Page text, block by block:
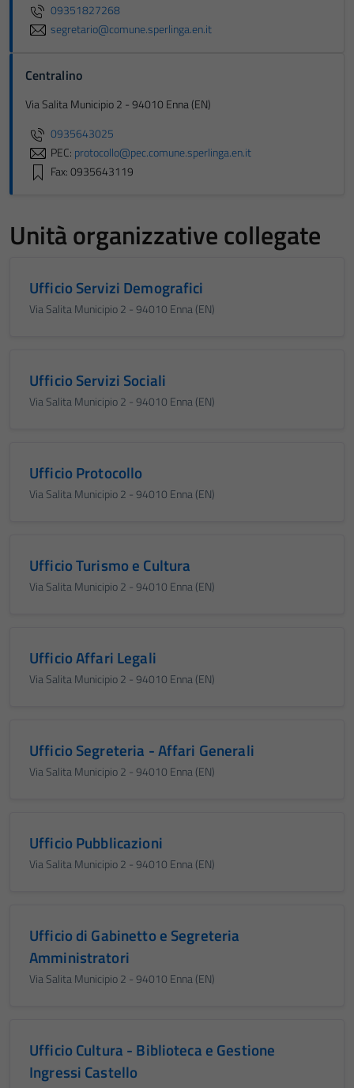
09351827268
segretario@comune.sperlinga.en.it
Centralino
Via Salita Municipio 2 - 94010 Enna (EN)
0935643025
PEC: protocollo@pec.comune.sperlinga.en.it
Fax: 0935643119
Unità organizzative collegate
Ufficio Servizi Demografici
Via Salita Municipio 2 - 94010 Enna (EN)
Ufficio Servizi Sociali
Via Salita Municipio 2 - 94010 Enna (EN)
Ufficio Protocollo
Via Salita Municipio 2 - 94010 Enna (EN)
Ufficio Turismo e Cultura
Via Salita Municipio 2 - 94010 Enna (EN)
Ufficio Affari Legali
Via Salita Municipio 2 - 94010 Enna (EN)
Ufficio Segreteria - Affari Generali
Via Salita Municipio 2 - 94010 Enna (EN)
Ufficio Pubblicazioni
Via Salita Municipio 2 - 94010 Enna (EN)
Ufficio di Gabinetto e Segreteria
Amministratori
Via Salita Municipio 2 - 94010 Enna (EN)
Ufficio Cultura - Biblioteca e Gestione
Ingressi Castello